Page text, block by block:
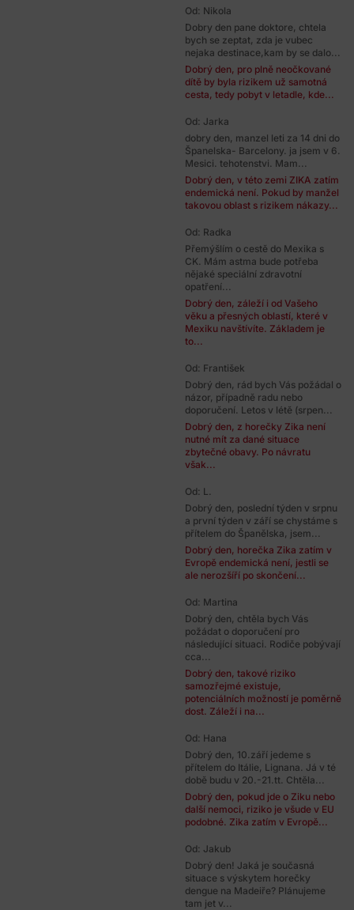
Od: Nikola
Dobry den pane doktore, chtela
bych se zeptat, zda je vubec
nejaka destinace,kam by se dalo...
Dobrý den, pro plně neočkované
dítě by byla rizikem už samotná
cesta, tedy pobyt v letadle, kde...
Od: Jarka
dobry den, manzel leti za 14 dni do
Španelska- Barcelony. ja jsem v 6.
Mesici. tehotenstvi. Mam...
Dobrý den, v této zemi ZIKA zatím
endemická není. Pokud by manžel
takovou oblast s rizikem nákazy...
Od: Radka
Přemýšlím o cestě do Mexika s
CK. Mám astma bude potřeba
nějaké speciální zdravotní
opatření...
Dobrý den, záleží i od Vašeho
věku a přesných oblastí, které v
Mexiku navštívíte. Základem je
to...
Od: František
Dobrý den, rád bych Vás požádal o
názor, případně radu nebo
doporučení. Letos v létě (srpen...
Dobrý den, z horečky Zika není
nutné mít za dané situace
zbytečné obavy. Po návratu
však...
Od: L.
Dobrý den, poslední týden v srpnu
a první týden v září se chystáme s
přítelem do Španělska, jsem...
Dobrý den, horečka Zika zatím v
Evropě endemická není, jestli se
ale nerozšíří po skončení...
Od: Martina
Dobrý den, chtěla bych Vás
požádat o doporučení pro
následující situaci. Rodiče pobývají
cca...
Dobrý den, takové riziko
samozřejmé existuje,
potenciálních možností je poměrně
dost. Záleží i na...
Od: Hana
Dobrý den, 10.září jedeme s
přítelem do Itálie, Lignana. Já v té
době budu v 20.-21.tt. Chtěla...
Dobrý den, pokud jde o Ziku nebo
další nemoci, riziko je všude v EU
podobné. Zika zatím v Evropě...
Od: Jakub
Dobrý den! Jaká je současná
situace s výskytem horečky
dengue na Madeiře? Plánujeme
tam jet v...